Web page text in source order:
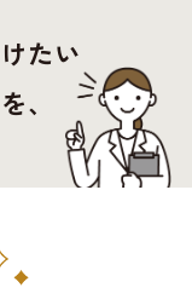
たい
、